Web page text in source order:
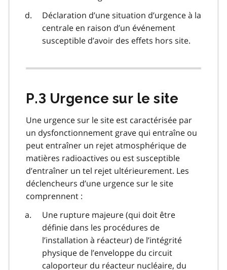
Déclaration d’une situation d’urgence à la
centrale en raison d’un événement
susceptible d’avoir des effets hors site.
P.3 Urgence sur le site
Une urgence sur le site est caractérisée par
un dysfonctionnement grave qui entraîne ou
peut entraîner un rejet atmosphérique de
matières radioactives ou est susceptible
d’entraîner un tel rejet ultérieurement. Les
déclencheurs d’une urgence sur le site
comprennent :
Une rupture majeure (qui doit être
définie dans les procédures de
l’installation à réacteur) de l’intégrité
physique de l’enveloppe du circuit
caloporteur du réacteur nucléaire, du